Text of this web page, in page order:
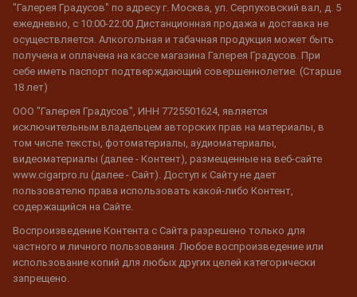
"Галерея Градусов" по адресу г. Москва, ул. Серпуховский вал, д. 5
ежедневно, с 10:00-22:00 Дистанционная продажа и доставка не
осуществляется. Алкогольная и табачная продукция может быть
получена и оплачена на кассе магазина Галерея Градусов. При
себе иметь паспорт подтверждающий совершеннолетие. (Старше
18 лет)
ООО "Галерея Градусов", ИНН 7725501624, является
исключительным владельцем авторских прав на материалы, в
том числе тексты, фотоматериалы, аудиоматериалы,
видеоматериалы (далее - Контент), размещенные на веб-сайте
www.cigarpro.ru (далее - Сайт). Доступ к Сайту не дает
пользователю права использовать какой-либо Контент,
содержащийся на Сайте.
Воспроизведение Контента с Сайта разрешено только для
частного и личного пользования. Любое воспроизведение или
использование копий для любых других целей категорически
запрещено.